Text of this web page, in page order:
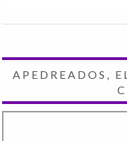
APEDREADOS,